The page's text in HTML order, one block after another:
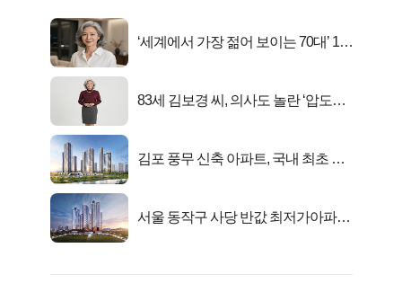
‘세계에서 가장 젊어 보이는 70대’ 1위
83세 김보경 씨, 의사도 놀란 ‘압도적
김포 풍무 신축 아파트, 국내 최초 반
서울 동작구 사당 반값 최저가아파트